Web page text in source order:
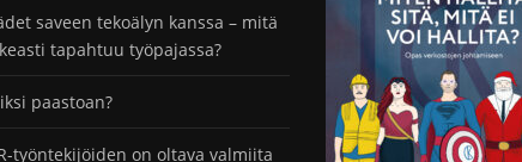
saveen tekoälyn kanssa – mitä
tapahtuu työpajassa?
paastoan?
työntekijöiden on oltava valmiita